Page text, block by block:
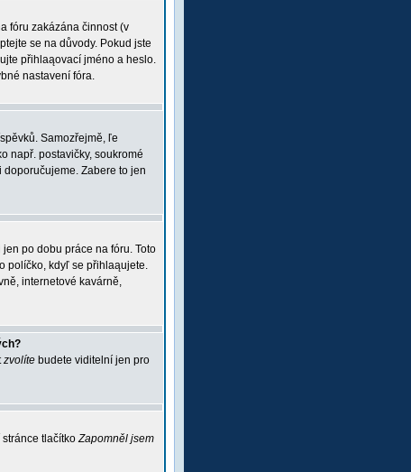
fóru zakázána činnost (v
se na důvody. Pokud jste
přihlaąovací jméno a heslo.
nastavení fóra.
Samozřejmě, ľe
např. postavičky, soukromé
Zabere to jen
po dobu práce na fóru. Toto
políčko, kdyľ se přihlaąujete.
internetové kavárně,
zvolíte budete viditelní jen pro
stránce tlačítkoZapomněl jsem